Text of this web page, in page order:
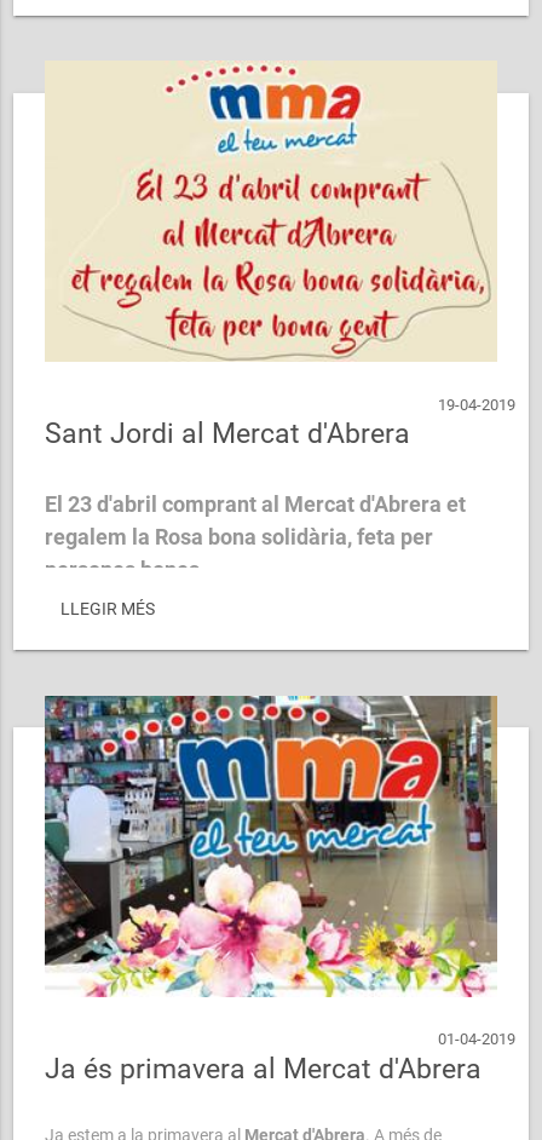
19-04-2019
Sant Jordi al Mercat d'Abrera
El 23 d'abril comprant al Mercat d'Abrera et
regalem la Rosa bona solidària, feta per
persones bones
Roses ...
LLEGIR MÉS
01-04-2019
Ja és primavera al Mercat d'Abrera
Ja estem a la primavera al Mercat d'Abrera. A més de